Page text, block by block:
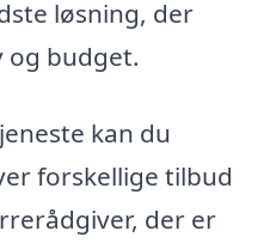
løsning, der
og budget.
kan du
forskellige tilbud
der er